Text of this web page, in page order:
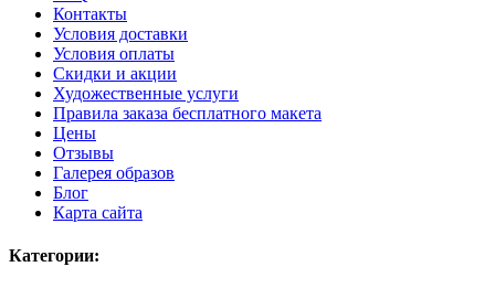
Контакты
Условия доставки
Условия оплаты
Скидки и акции
Художественные услуги
Правила заказа бесплатного макета
Цены
Отзывы
Галерея образов
Блог
Карта сайта
Категории: